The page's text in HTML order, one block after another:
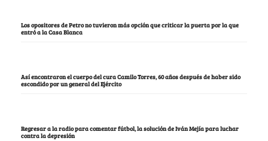
Los opositores de Petro no tuvieron más opción que criticar la puerta por la que
entró a la Casa Blanca
Así encontraron el cuerpo del cura Camilo Torres, 60 años después de haber sido
escondido por un general del Ejército
Regresar a la radio para comentar fútbol, la solución de Iván Mejía para luchar
contra la depresión